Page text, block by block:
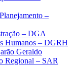
–
– DGA
Humanos – DGRH
Geraldo
Regional – SAR